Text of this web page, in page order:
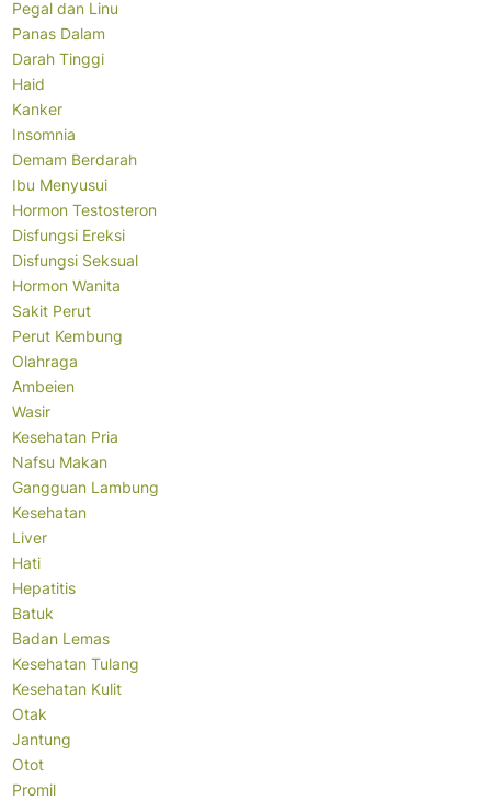
Pegal dan Linu
Panas Dalam
Darah Tinggi
Haid
Kanker
Insomnia
Demam Berdarah
Ibu Menyusui
Hormon Testosteron
Disfungsi Ereksi
Disfungsi Seksual
Hormon Wanita
Sakit Perut
Perut Kembung
Olahraga
Ambeien
Wasir
Kesehatan Pria
Nafsu Makan
Gangguan Lambung
Kesehatan
Liver
Hati
Hepatitis
Batuk
Badan Lemas
Kesehatan Tulang
Kesehatan Kulit
Otak
Jantung
Otot
Promil